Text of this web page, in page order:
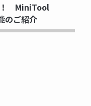
！ MiniTool
のご紹介